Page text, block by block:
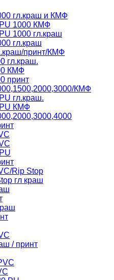
гл.краш и КМФ
1000 КМФ
1000 гл.краш
гл.краш
принт/КМФ
гл.краш.
КМФ
принт
КМФ
гл.краш.
КМФ
Rip Stop
гл краш
/ принт